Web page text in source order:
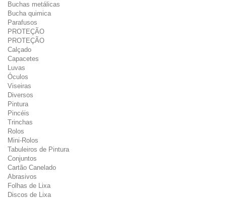
Buchas metálicas
Bucha quimica
Parafusos
PROTEÇÃO
PROTEÇÃO
Calçado
Capacetes
Luvas
Óculos
Viseiras
Diversos
Pintura
Pincéis
Trinchas
Rolos
Mini-Rolos
Tabuleiros de Pintura
Conjuntos
Cartão Canelado
Abrasivos
Folhas de Lixa
Discos de Lixa